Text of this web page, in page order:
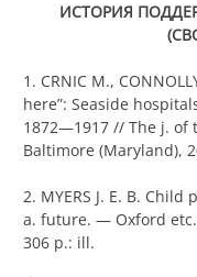
ИСТОРИЯ
1. CRNIC M.,
here”: Seaside
1872—1917 // The j.
Baltimore (Maryland),
2. MYERS J. E. B.
a. future. — Oxford
306 p.: ill.